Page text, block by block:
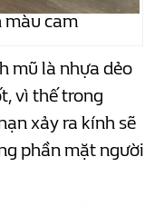
màu cam
mũ là nhựa dẻo
vì thế trong
xảy ra kính sẽ
phần mặt người